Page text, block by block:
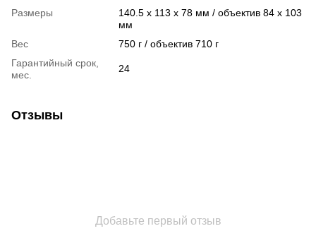
Размеры
140.5 x 113 x 78 мм / объектив 84 x 103
мм
Вес
750 г / объектив 710 г
Гарантийный срок,
мес.
24
Отзывы
Добавьте первый отзыв